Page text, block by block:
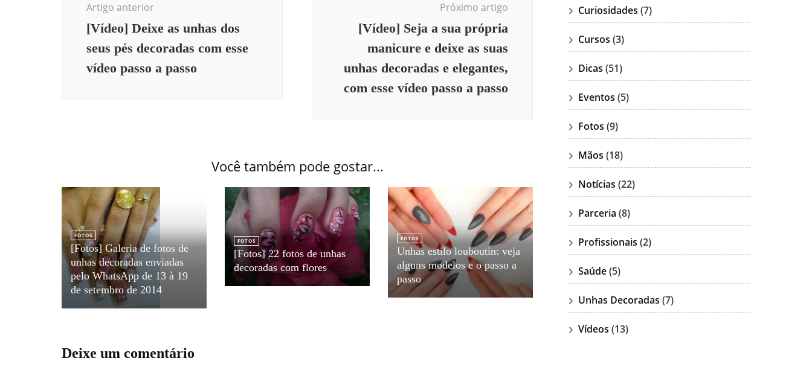
Artigo anterior
[Vídeo] Deixe as unhas dos
seus pés decoradas com esse
vídeo passo a passo
Próximo artigo
[Vídeo] Seja a sua própria
manicure e deixe as suas
unhas decoradas e elegantes,
com esse vídeo passo a passo
Você também pode gostar...
FOTOS
[Fotos] Galeria de fotos de
unhas decoradas enviadas
pelo WhatsApp de 13 à 19
de setembro de 2014
FOTOS
[Fotos] 22 fotos de unhas
decoradas com flores
FOTOS
Unhas estilo louboutin: veja
alguns modelos e o passo a
passo
Deixe um comentário
Curiosidades (7)
Cursos (3)
Dicas (51)
Eventos (5)
Fotos (9)
Mãos (18)
Notícias (22)
Parceria (8)
Profissionais (2)
Saúde(5)
Unhas Decoradas (7)
Vídeos (13)